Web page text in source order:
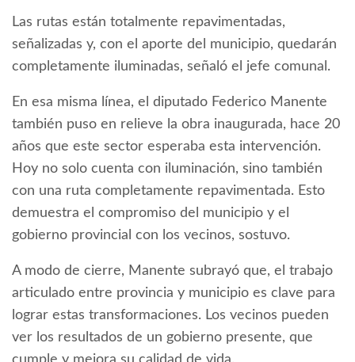
Las rutas están totalmente repavimentadas,
señalizadas y, con el aporte del municipio, quedarán
completamente iluminadas, señaló el jefe comunal.
En esa misma línea, el diputado Federico Manente
también puso en relieve la obra inaugurada, hace 20
años que este sector esperaba esta intervención.
Hoy no solo cuenta con iluminación, sino también
con una ruta completamente repavimentada. Esto
demuestra el compromiso del municipio y el
gobierno provincial con los vecinos, sostuvo.
A modo de cierre, Manente subrayó que, el trabajo
articulado entre provincia y municipio es clave para
lograr estas transformaciones. Los vecinos pueden
ver los resultados de un gobierno presente, que